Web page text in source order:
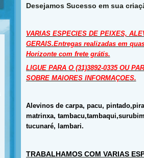
Desejamos Sucesso em sua
VARIAS ESPECIES DE PEIXES,
GERAIS.Entregas realizadas em
Horizonte com frete grátis.
LIGUE PARA O (31)3892-0335 OU
SOBRE MAIORES INFORMAÇOES.
Alevinos de carpa, pacu,
matrinxa,
tucunaré, lambari.
TRABALHAMOS COM VARIAS